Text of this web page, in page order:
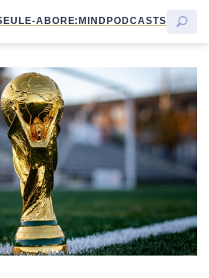
EULE-ABORE:MINDPODCASTS